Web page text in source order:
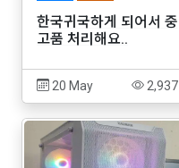
한국귀국하게 되어서 중
고품 처리해요..
20 May 2,937